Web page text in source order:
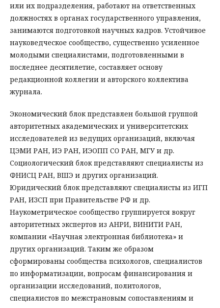
или их подразделения, работают на ответственных
должностях в органах государственного управления,
занимаются подготовкой научных кадров. Устойчивое
науковедческое сообщество, существенно усиленное
молодыми специалистами, подготовленными в
последнее десятилетие, составляет основу
редакционной коллегии и авторского коллектива
журнала.
Экономический блок представлен большой группой
авторитетных академических и университетских
исследователей из ведущих организаций, включая
ЦЭМИ РАН, ИЭ РАН, ИЭОПП СО РАН, МГУ и др.
Социологический блок представляют специалисты из
ФНИСЦ РАН, ВШЭ и других организаций.
Юридический блок представляют специалисты из ИГП
РАН, ИЗСП при Правительстве РФ и др.
Наукометрическое сообщество группируется вокруг
авторитетных экспертов из АНРИ, ВИНИТИ РАН,
компании «Научная электронная библиотека» и
других организаций. Таким же образом
сформированы сообщества психологов, специалистов
по информатизации, вопросам финансирования и
организации исследований, политологов,
специалистов по межстрановым сопоставлениям и